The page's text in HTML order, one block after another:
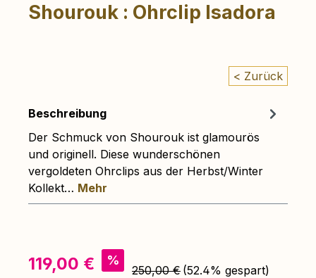
Shourouk : Ohrclip Isadora
< Zurück
Beschreibung
Der Schmuck von Shourouk ist glamourös
und originell. Diese wunderschönen
vergoldeten Ohrclips aus der Herbst/Winter
Kollekt… Mehr
Verkaufspreis:
119,00 € %
Regulärer Preis:
250,00 € (52.4% gespart)